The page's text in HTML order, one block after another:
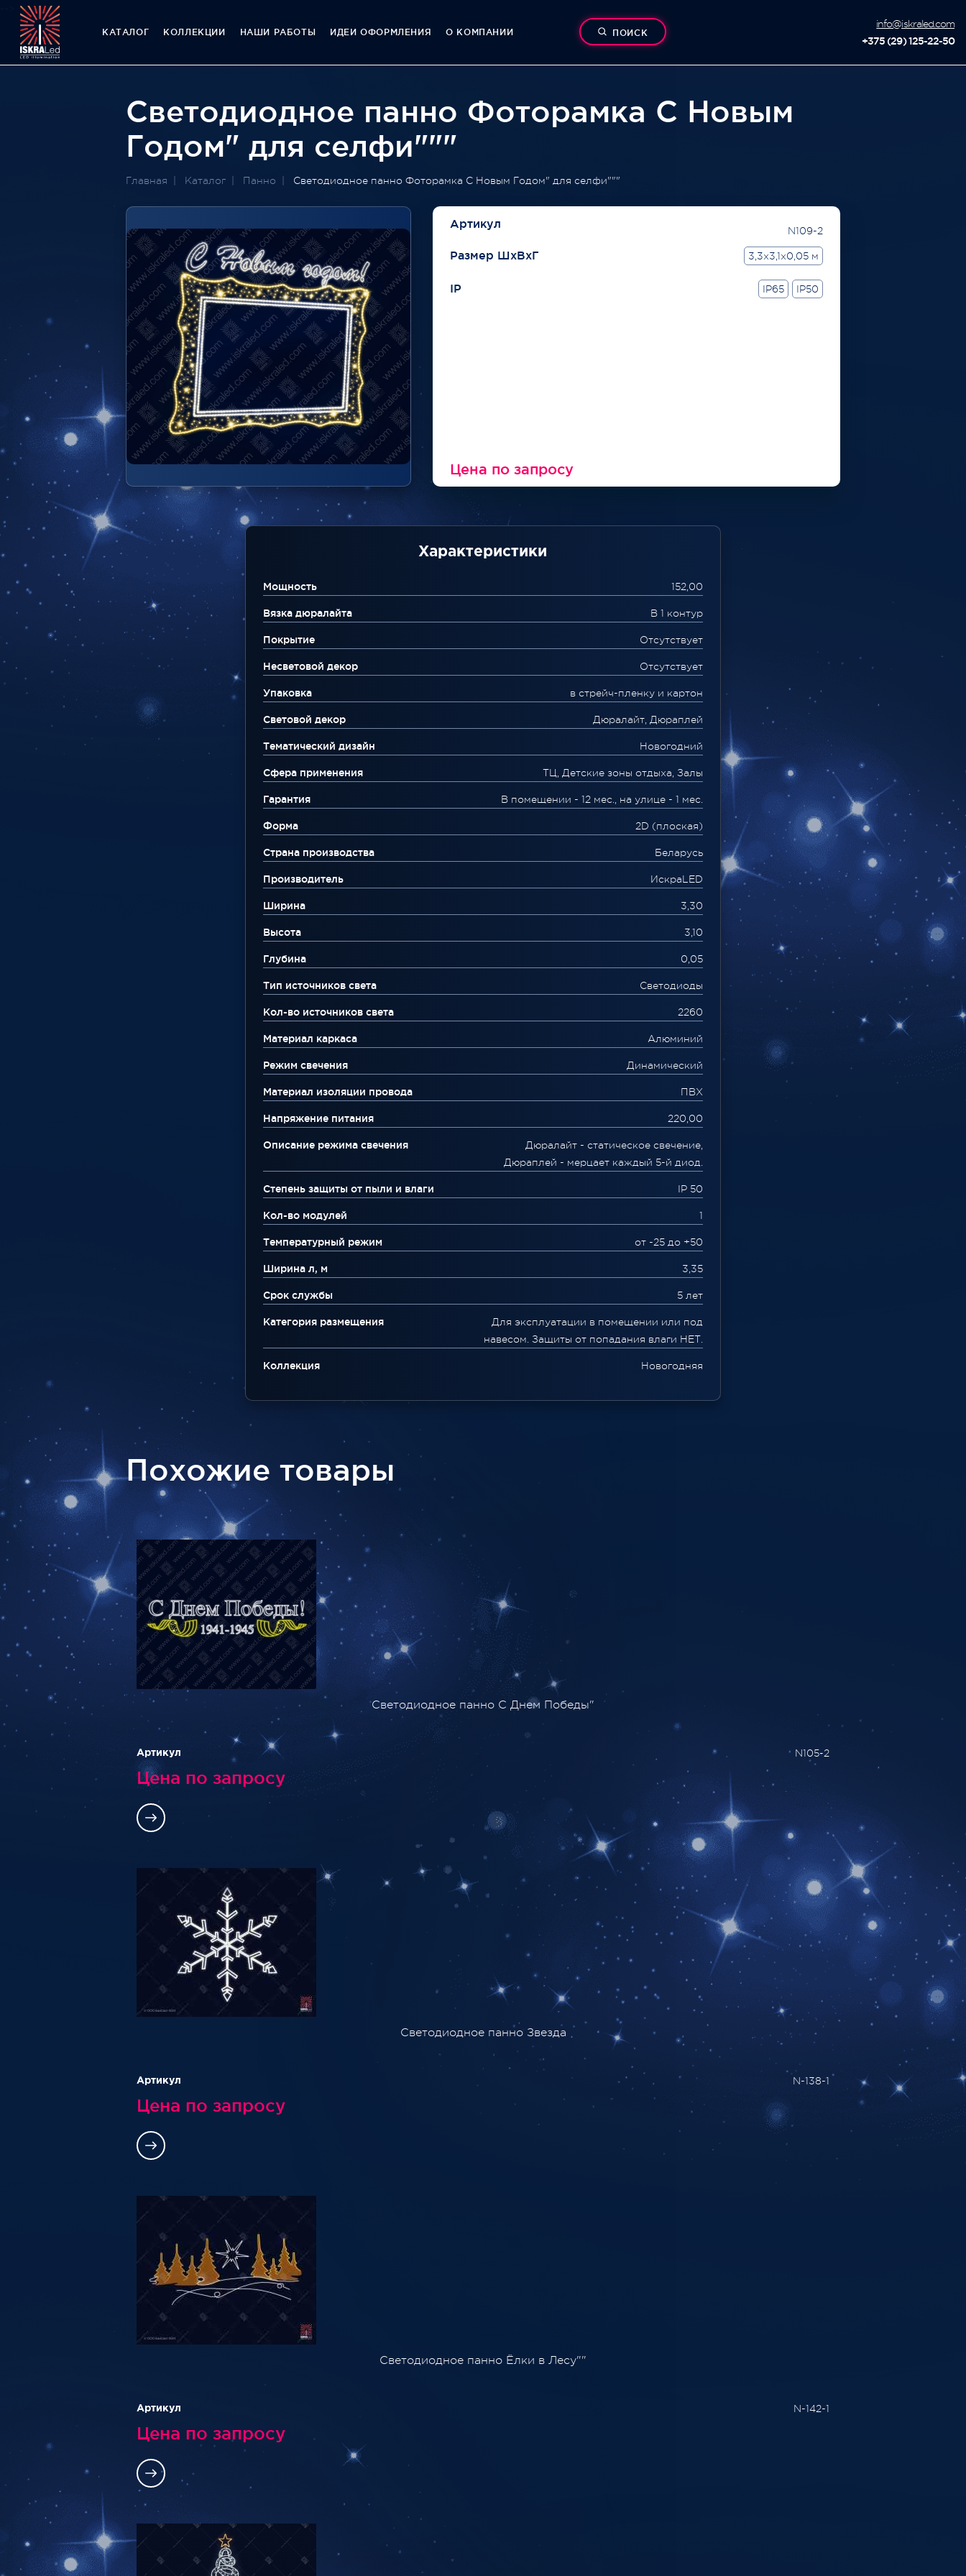
КАТАЛОГ КОЛЛЕКЦИИ НАШИ РАБОТЫ ИДЕИ ОФОРМЛЕНИЯ О КОМПАНИИ ПОИСК
info@iskraled.com
+375 (29) 125-22-50
Светодиодное панно Фоторамка С Новым
Годом" для селфи"""
Главная Каталог Панно Светодиодное панно Фоторамка С Новым Годом" для селфи"""
Артикул
N109-2
Размер ШхВхГ 3,3x3,1x0,05 м
IP IP65 IP50
Цена по запросу
Характеристики
Мощность 152,00
Вязка дюралайта В 1 контур
Покрытие Отсутствует
Несветовой декор Отсутствует
Упаковка в стрейч-пленку и картон
Световой декор Дюралайт, Дюраплей
Тематический дизайн Новогодний
Сфера применения ТЦ, Детские зоны отдыха, Залы
Гарантия В помещении - 12 мес., на улице - 1 мес.
Форма 2D (плоская)
Страна производства Беларусь
Производитель ИскраLED
Ширина 3,30
Высота 3,10
Глубина 0,05
Тип источников света Светодиоды
Кол-во источников света 2260
Материал каркаса Алюминий
Режим свечения Динамический
Материал изоляции провода ПВХ
Напряжение питания 220,00
Описание режима свечения
Дюралайт - статическое свечение,
Дюраплей - мерцает каждый 5-й диод.
Степень защиты от пыли и влаги IP 50
Кол-во модулей 1
Температурный режим от -25 до +50
Ширина л, м 3,35
Срок службы 5 лет
Категория размещения
Для эксплуатации в помещении или под
навесом. Защиты от попадания влаги НЕТ.
Коллекция Новогодняя
Похожие товары
Светодиодное панно С Днем Победы"
Артикул N105-2
Цена по запросу
Светодиодное панно Звезда
Артикул N-138-1
Цена по запросу
Светодиодное панно Ёлки в Лесу""
Артикул N-142-1
Цена по запросу